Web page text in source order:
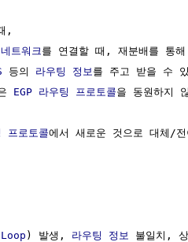
,
네트워크 를 연결할 때, 재분배를 통
등의 라우팅 정보 를 주고 받을 수
EGP 라우팅 프로토콜을 동원하지
프로토콜에서 새로운 것으로 대체/
) 발생, 라우팅 정보 불일치,